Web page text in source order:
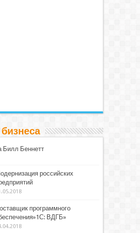
Билл Беннетт
российских
программного
ВДГБ»